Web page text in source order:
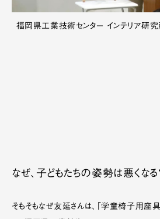
福岡県工業技術センター インテリア
なぜ、子どもたちの姿勢は悪くなる
そもそもなぜ友延さんは、「学童椅子用座